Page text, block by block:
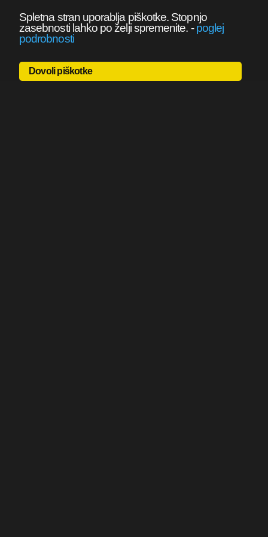
Spletna stran uporablja piškotke. Stopnjo
zasebnosti lahko po želji spremenite. -poglej
podrobnosti
Dovoli piškotke